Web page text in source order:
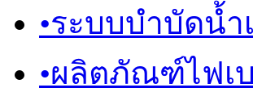
•ระบบบำบัดน้ำ
•ผลิตภัณฑ์ไฟเ